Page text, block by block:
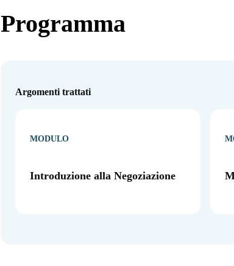
Programma
Argomenti trattati
MODULO
Introduzione alla Negoziazione